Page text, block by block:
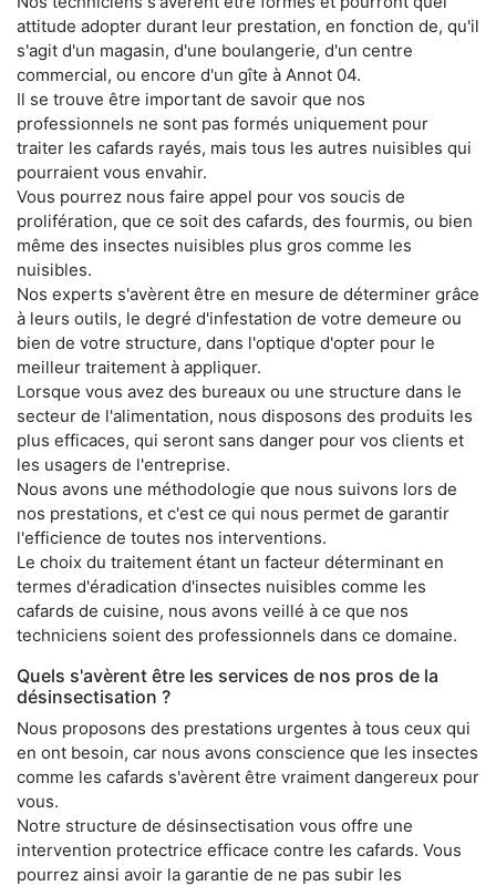
attitude adopter durant leur prestation, en fonction de, qu'il
s'agit d'un magasin, d'une boulangerie, d'un centre
commercial, ou encore d'un gîte à Annot 04.
Il se trouve être important de savoir que nos
professionnels ne sont pas formés uniquement pour
traiter les cafards rayés, mais tous les autres nuisibles qui
pourraient vous envahir.
Vous pourrez nous faire appel pour vos soucis de
prolifération, que ce soit des cafards, des fourmis, ou bien
même des insectes nuisibles plus gros comme les
nuisibles.
Nos experts s'avèrent être en mesure de déterminer grâce
à leurs outils, le degré d'infestation de votre demeure ou
bien de votre structure, dans l'optique d'opter pour le
meilleur traitement à appliquer.
Lorsque vous avez des bureaux ou une structure dans le
secteur de l'alimentation, nous disposons des produits les
plus efficaces, qui seront sans danger pour vos clients et
les usagers de l'entreprise.
Nous avons une méthodologie que nous suivons lors de
nos prestations, et c'est ce qui nous permet de garantir
l'efficience de toutes nos interventions.
Le choix du traitement étant un facteur déterminant en
termes d'éradication d'insectes nuisibles comme les
cafards de cuisine, nous avons veillé à ce que nos
techniciens soient des professionnels dans ce domaine.
Quels s'avèrent être les services de nos pros de la
désinsectisation ?
Nous proposons des prestations urgentes à tous ceux qui
en ont besoin, car nous avons conscience que les insectes
comme les cafards s'avèrent être vraiment dangereux pour
vous.
Notre structure de désinsectisation vous offre une
intervention protectrice efficace contre les cafards. Vous
pourrez ainsi avoir la garantie de ne pas subir les